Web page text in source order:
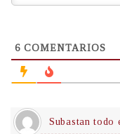
6 COMENTARIOS
Subastan todo